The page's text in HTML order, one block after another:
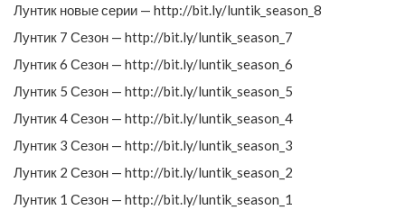
Лунтик новые серии — http://bit.ly/luntik_season_8
Лунтик 7 Сезон — http://bit.ly/luntik_season_7
Лунтик 6 Сезон — http://bit.ly/luntik_season_6
Лунтик 5 Сезон — http://bit.ly/luntik_season_5
Лунтик 4 Сезон — http://bit.ly/luntik_season_4
Лунтик 3 Сезон — http://bit.ly/luntik_season_3
Лунтик 2 Сезон — http://bit.ly/luntik_season_2
Лунтик 1 Сезон — http://bit.ly/luntik_season_1